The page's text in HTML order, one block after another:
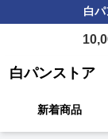
白パ
白パンストア
新着商品